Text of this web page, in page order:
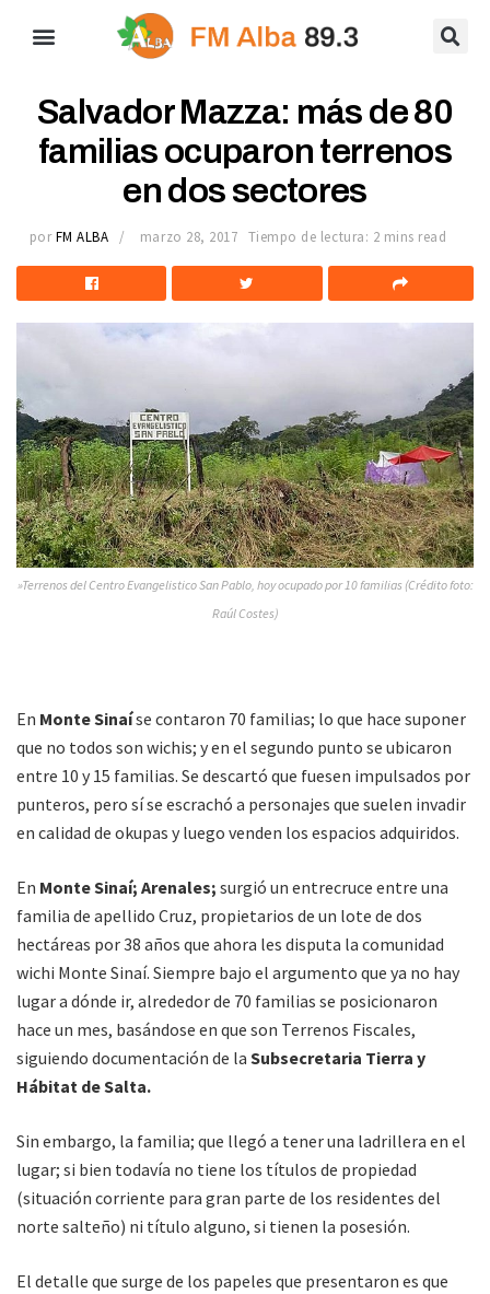
Salvador Mazza: más de 80
familias ocuparon terrenos
en dos sectores
por FM ALBA marzo 28, 2017 Tiempo de lectura: 2 mins read
»Terrenos del Centro Evangelistico San Pablo, hoy ocupado por 10 familias (Crédito foto:
Raúl Costes)
En Monte Sinaíse contaron 70 familias; lo que hace suponer
que no todos son wichis; y en el segundo punto se ubicaron
entre 10 y 15 familias. Se descartó que fuesen impulsados por
punteros, pero sí se escrachó a personajes que suelen invadir
en calidad de okupas y luego venden los espacios adquiridos.
En Monte Sinaí; Arenales; surgió un entrecruce entre una
familia de apellido Cruz, propietarios de un lote de dos
hectáreas por 38 años que ahora les disputa la comunidad
wichi Monte Sinaí. Siempre bajo el argumento que ya no hay
lugar a dónde ir, alrededor de 70 familias se posicionaron
hace un mes, basándose en que son Terrenos Fiscales,
siguiendo documentación de la Subsecretaria Tierra y
Hábitat de Salta.
Sin embargo, la familia; que llegó a tener una ladrillera en el
lugar; si bien todavía no tiene los títulos de propiedad
(situación corriente para gran parte de los residentes del
norte salteño) ni título alguno, si tienen la posesión.
El detalle que surge de los papeles que presentaron es que